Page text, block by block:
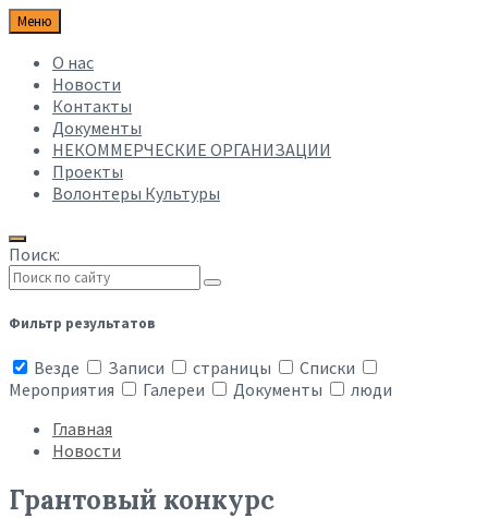
Меню
О нас
Новости
Контакты
Документы
НЕКОММЕРЧЕСКИЕ ОРГАНИЗАЦИИ
Проекты
Волонтеры Культуры
Поиск:
Фильтр результатов
Везде Записи страницы
Списки
Мероприятия
Галереи Документы
люди
Главная
Новости
Грантовый конкурс